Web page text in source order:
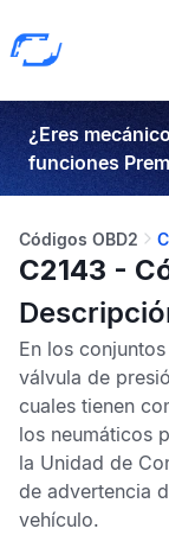
¿Eres
funciones
Códigos OBD2
C2143 -
En los
válvula de
cuales tienen
los neumáticos
la Unidad de
de advertencia
vehículo.